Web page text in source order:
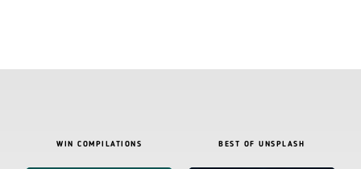
WIN COMPILATIONS BEST OF UNSPLASH